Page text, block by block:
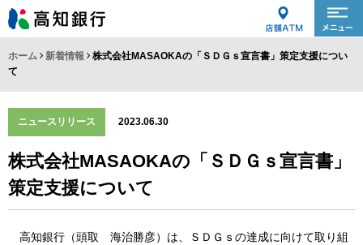
ホーム 新着情報
株式会社MASAOKAの「ＳＤＧｓ宣言書」策定支援につい
て
ニュースリリース 2023.06.30
株式会社MASAOKAの「ＳＤＧｓ宣言書」
策定支援について
高知銀行（頭取 海治勝彦）は、ＳＤＧｓの達成に向けて取り組